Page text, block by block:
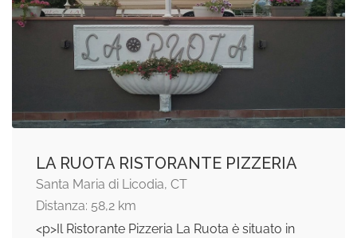
LA RUOTA RISTORANTE PIZZERIA
Santa Maria di Licodia, CT
Distanza: 58,2 km
<p>Il Ristorante Pizzeria La Ruota è situato in